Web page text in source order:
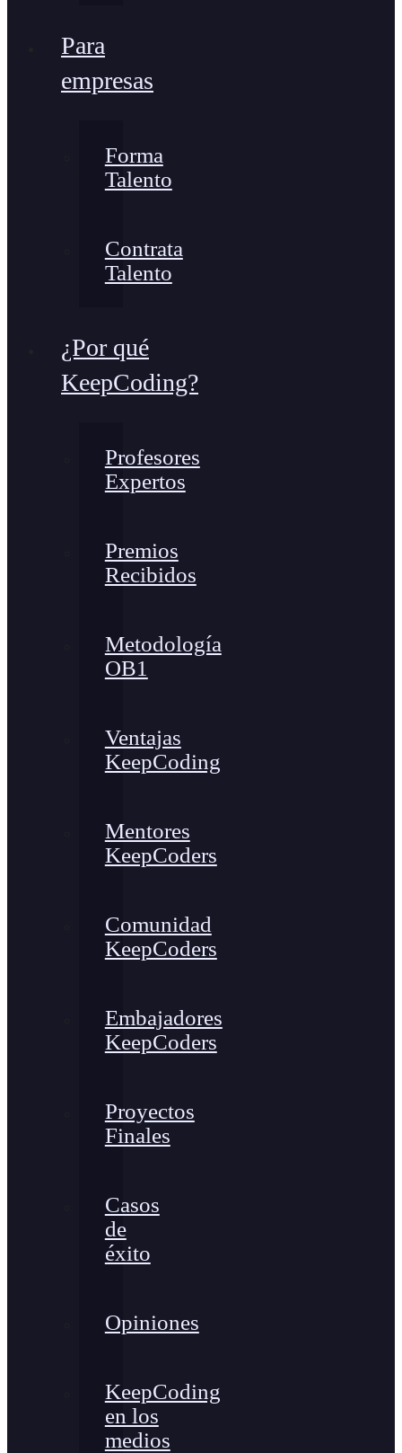
Para
empresas
Forma
Talento
Contrata
Talento
¿Por qué
KeepCoding?
Profesores
Expertos
Premios
Recibidos
Metodología
OB1
Ventajas
KeepCoding
Mentores
KeepCoders
Comunidad
KeepCoders
Embajadores
KeepCoders
Proyectos
Finales
Casos
de
éxito
Opiniones
KeepCoding
en los
medios